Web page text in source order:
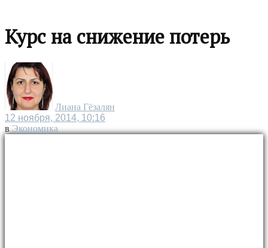
Курс на снижение потерь
Лиана Гёзалян
12 ноября, 2014, 10:16
в Экономика